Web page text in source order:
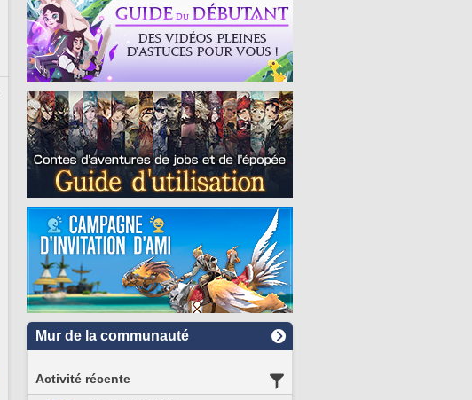
Mur de la communauté
Activité récente